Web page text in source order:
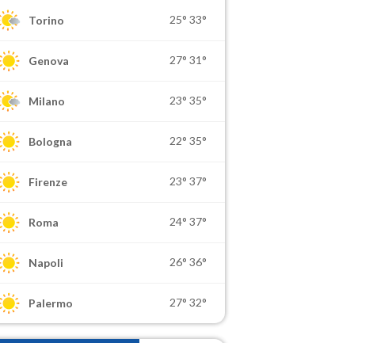
Torino 25° 33°
Genova 27° 31°
Milano 23° 35°
Bologna 22° 35°
Firenze 23° 37°
Roma 24° 37°
Napoli 26° 36°
Palermo 27° 32°